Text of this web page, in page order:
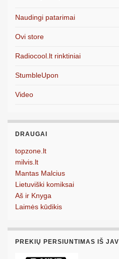
Naudingi patarimai
Ovi store
Radiocool.lt rinktiniai
StumbleUpon
Video
DRAUGAI
topzone.lt
milvis.lt
Mantas Malcius
Lietuviški komiksai
Aš ir Knyga
Laimės kūdikis
PREKIŲ PERSIUNTIMAS IŠ JAV